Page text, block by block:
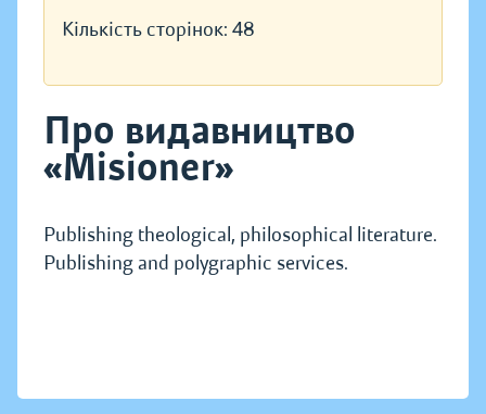
Кількість сторінок: 48
Про видавництво
«Misioner»
Publishing theological, philosophical literature.
Publishing and polygraphic services.